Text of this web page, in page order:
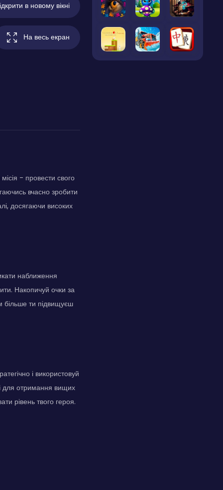
в новому вікні
На весь екран
- провести свого
вчасно зробити
досягаючи високих
наближення
Накопичуй очки за
більше ти підвищуєш
і використовуй
для отримання вищих
рівень твого героя.